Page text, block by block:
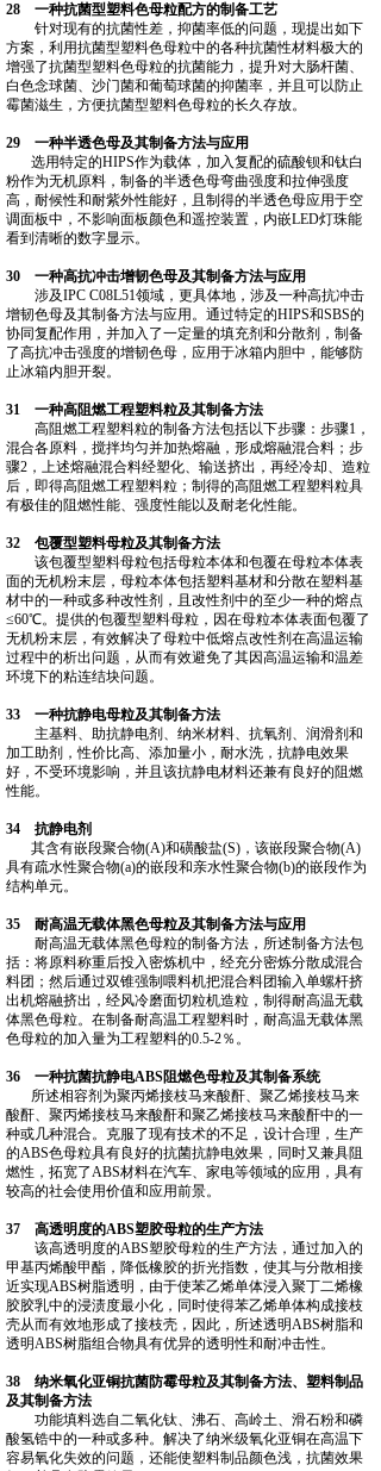
28 一种抗菌型塑料色母粒配方的制备工艺
针对现有的抗菌性差，抑菌率低的问题，现提出如下
方案，利用抗菌型塑料色母粒中的各种抗菌性材料极大的
增强了抗菌型塑料色母粒的抗菌能力，提升对大肠杆菌、
白色念球菌、沙门菌和葡萄球菌的抑菌率，并且可以防止
霉菌滋生，方便抗菌型塑料色母粒的长久存放。
29 一种半透色母及其制备方法与应用
选用特定的HIPS作为载体，加入复配的硫酸钡和钛白
粉作为无机原料，制备的半透色母弯曲强度和拉伸强度
高，耐候性和耐紫外性能好，且制得的半透色母应用于空
调面板中，不影响面板颜色和遥控装置，内嵌LED灯珠能
看到清晰的数字显示。
30 一种高抗冲击增韧色母及其制备方法与应用
涉及IPC C08L51领域，更具体地，涉及一种高抗冲击
增韧色母及其制备方法与应用。通过特定的HIPS和SBS的
协同复配作用，并加入了一定量的填充剂和分散剂，制备
了高抗冲击强度的增韧色母，应用于冰箱内胆中，能够防
止冰箱内胆开裂。
31 一种高阻燃工程塑料粒及其制备方法
高阻燃工程塑料粒的制备方法包括以下步骤：步骤1，
混合各原料，搅拌均匀并加热熔融，形成熔融混合料；步
骤2，上述熔融混合料经塑化、输送挤出，再经冷却、造粒
后，即得高阻燃工程塑料粒；制得的高阻燃工程塑料粒具
有极佳的阻燃性能、强度性能以及耐老化性能。
32 包覆型塑料母粒及其制备方法
该包覆型塑料母粒包括母粒本体和包覆在母粒本体表
面的无机粉末层，母粒本体包括塑料基材和分散在塑料基
材中的一种或多种改性剂，且改性剂中的至少一种的熔点
≤60℃。提供的包覆型塑料母粒，因在母粒本体表面包覆了
无机粉末层，有效解决了母粒中低熔点改性剂在高温运输
过程中的析出问题，从而有效避免了其因高温运输和温差
环境下的粘连结块问题。
33 一种抗静电母粒及其制备方法
主基料、助抗静电剂、纳米材料、抗氧剂、润滑剂和
加工助剂，性价比高、添加量小，耐水洗，抗静电效果
好，不受环境影响，并且该抗静电材料还兼有良好的阻燃
性能。
34 抗静电剂
其含有嵌段聚合物(A)和磺酸盐(S)，该嵌段聚合物(A)
具有疏水性聚合物(a)的嵌段和亲水性聚合物(b)的嵌段作为
结构单元。
35 耐高温无载体黑色母粒及其制备方法与应用
耐高温无载体黑色母粒的制备方法，所述制备方法包
括：将原料称重后投入密炼机中，经充分密炼分散成混合
料团；然后通过双锥强制喂料机把混合料团输入单螺杆挤
出机熔融挤出，经风冷磨面切粒机造粒，制得耐高温无载
体黑色母粒。在制备耐高温工程塑料时，耐高温无载体黑
色母粒的加入量为工程塑料的0.5‑2％。
36 一种抗菌抗静电ABS阻燃色母粒及其制备系统
所述相容剂为聚丙烯接枝马来酸酐、聚乙烯接枝马来
酸酐、聚丙烯接枝马来酸酐和聚乙烯接枝马来酸酐中的一
种或几种混合。克服了现有技术的不足，设计合理，生产
的ABS色母粒具有良好的抗菌抗静电效果，同时又兼具阻
燃性，拓宽了ABS材料在汽车、家电等领域的应用，具有
较高的社会使用价值和应用前景。
37 高透明度的ABS塑胶母粒的生产方法
该高透明度的ABS塑胶母粒的生产方法，通过加入的
甲基丙烯酸甲酯，降低橡胶的折光指数，使其与分散相接
近实现ABS树脂透明，由于使苯乙烯单体浸入聚丁二烯橡
胶胶乳中的浸渍度最小化，同时使得苯乙烯单体构成接枝
壳从而有效地形成了接枝壳，因此，所述透明ABS树脂和
透明ABS树脂组合物具有优异的透明性和耐冲击性。
38 纳米氧化亚铜抗菌防霉母粒及其制备方法、塑料制品
及其制备方法
功能填料选自二氧化钛、沸石、高岭土、滑石粉和磷
酸氢锆中的一种或多种。解决了纳米级氧化亚铜在高温下
容易氧化失效的问题，还能使塑料制品颜色浅，抗菌效果